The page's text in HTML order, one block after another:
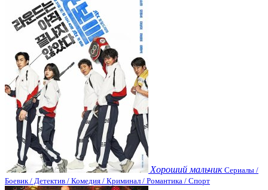
Хороший мальчик Сериалы /
Боевик / Детектив / Комедия / Криминал / Романтика / Спорт